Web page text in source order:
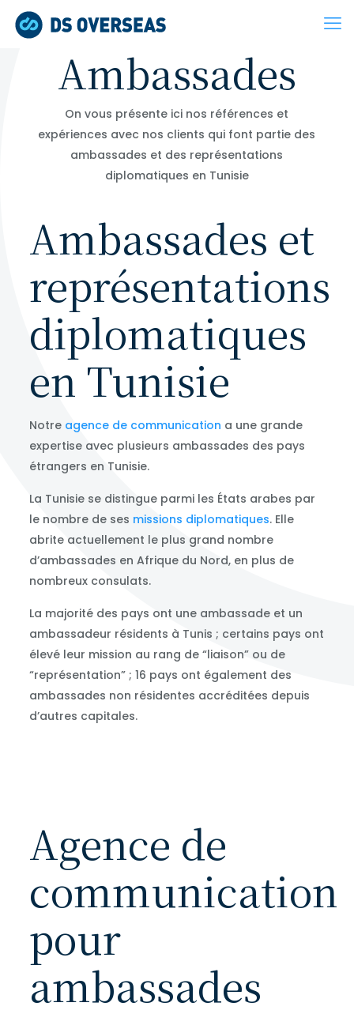
Ambassades
On vous présente ici nos références et
expériences avec nos clients qui font partie des
ambassades et des représentations
diplomatiques en Tunisie
Ambassades et
représentations
diplomatiques
en Tunisie
Notre agence de communication a une grande
expertise avec plusieurs ambassades des pays
étrangers en Tunisie.
La Tunisie se distingue parmi les États arabes par
le nombre de ses missions diplomatiques. Elle
abrite actuellement le plus grand nombre
d’ambassades en Afrique du Nord, en plus de
nombreux consulats.
La majorité des pays ont une ambassade et un
ambassadeur résidents à Tunis ; certains pays ont
élevé leur mission au rang de “liaison” ou de
“représentation” ; 16 pays ont également des
ambassades non résidentes accréditées depuis
d’autres capitales.
Agence de
communication
pour
ambassades